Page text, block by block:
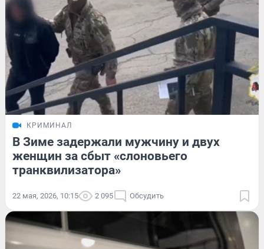
КРИМИНАЛ
В Зиме задержали мужчину и двух
женщин за сбыт «слоновьего
транквилизатора»
22 мая, 2026, 10:15 2 095 Обсудить